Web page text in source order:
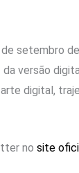
setembro
versão
digital,
no site